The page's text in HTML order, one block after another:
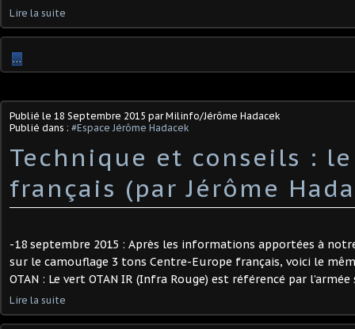
Lire la suite
…
Publié le 18 Septembre 2015 par Milinfo/Jérôme Hadacek
Publié dans : #Espace Jérôme Hadacek
Technique et conseils :
français (par Jérôme
-18 septembre 2015 : Après les informations apportées à
sur le camouflage 3 tons Centre-Europe français, voici le
OTAN : Le vert OTAN IR (Infra Rouge) est référencé par
Lire la suite